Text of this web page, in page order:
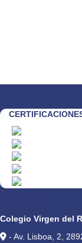
Colegio Virgen del
- Av. Lisboa, 2,